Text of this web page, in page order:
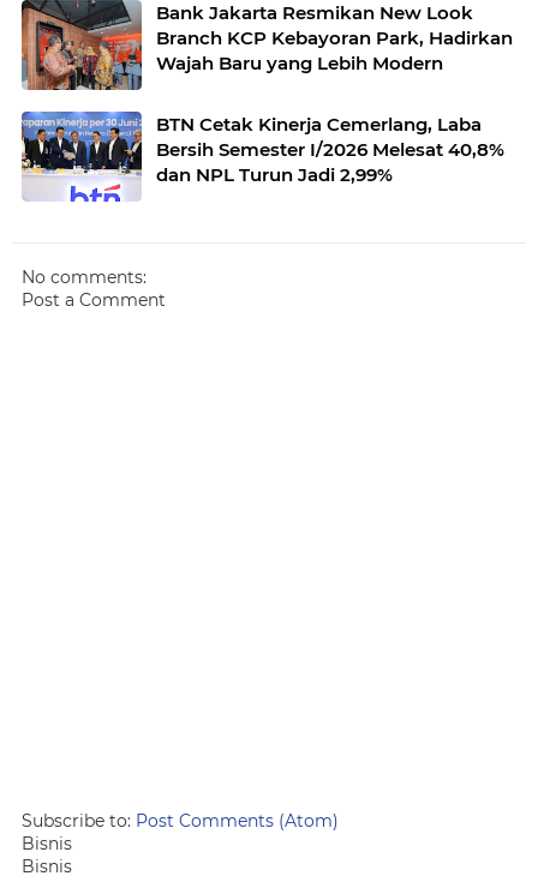
Bank Jakarta Resmikan New Look
Branch KCP Kebayoran Park, Hadirkan
Wajah Baru yang Lebih Modern
BTN Cetak Kinerja Cemerlang, Laba
Bersih Semester I/2026 Melesat 40,8%
dan NPL Turun Jadi 2,99%
No comments:
Post a Comment
Subscribe to: Post Comments (Atom)
Bisnis
Bisnis